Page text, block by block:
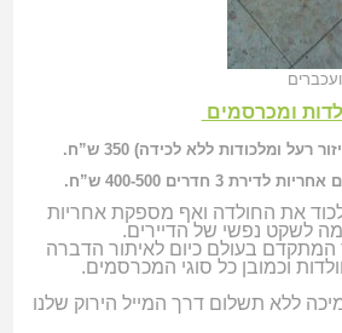
ומכרסמים
רעל ומלכודות ללא לכידה) 350 ש”ח.
3 חדרים 400-500 ש”ח.
את החולדה ואף מספקת אחריות
לשקט נפשי של הדיירים.
בעולם כיום לאיתור הדברה
וכמובן כל סוגי המכרסמים.
ללא תשלום דרך המייל הירוק שלנו